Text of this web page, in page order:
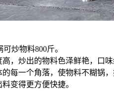
炒物料800斤。
，炒出的物料色泽鲜艳，口味
每一个角落，使物料不糊锅
变得更方便快捷。